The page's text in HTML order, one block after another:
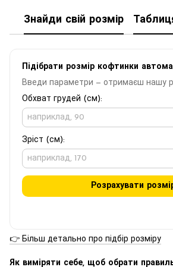
Знайди свій розмір
Підібрати розмір кофтинки
Введи параметри — отримаєш нашу
Обхват грудей (см):
Зріст (см):
Розрахувати
👉 Більш детально про підбір розміру
Як виміряти себе, щоб обрати